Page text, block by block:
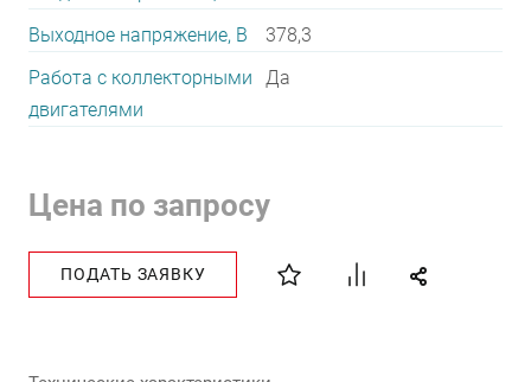
Выходное напряжение, В
378,3
Работа с коллекторными
двигателями
Да
Цена по запросу
ПОДАТЬ ЗАЯВКУ